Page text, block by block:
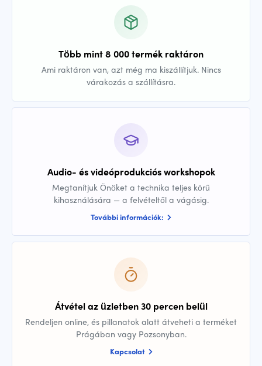
Több mint 8 000 termék raktáron
Ami raktáron van, azt még ma kiszállítjuk. Nincs
várakozás a szállításra.
Audio- és videóprodukciós workshopok
Megtanítjuk Önöket a technika teljes körű
kihasználására — a felvételtől a vágásig.
További információk:
Átvétel az üzletben 30 percen belül
Rendeljen online, és pillanatok alatt átveheti a terméket
Prágában vagy Pozsonyban.
Kapcsolat